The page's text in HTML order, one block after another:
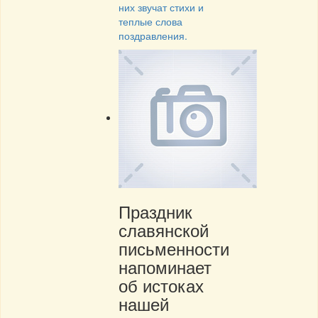
них звучат стихи и
теплые слова
поздравления.
Праздник
славянской
письменности
напоминает
об истоках
нашей